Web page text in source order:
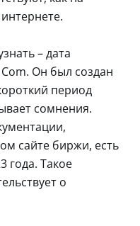
– дата
Он был создан
период
сомнения.
сайте биржи, есть
года. Такое
о